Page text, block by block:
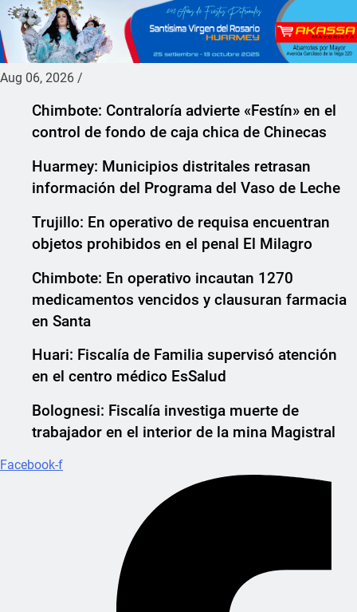
Aug 06, 2026 /
Chimbote: Contraloría advierte «Festín» en el
control de fondo de caja chica de Chinecas
Huarmey: Municipios distritales retrasan
información del Programa del Vaso de Leche
Trujillo: En operativo de requisa encuentran
objetos prohibidos en el penal El Milagro
Chimbote: En operativo incautan 1270
medicamentos vencidos y clausuran farmacia
en Santa
Huari: Fiscalía de Familia supervisó atención
en el centro médico EsSalud
Bolognesi: Fiscalía investiga muerte de
trabajador en el interior de la mina Magistral
Facebook-f